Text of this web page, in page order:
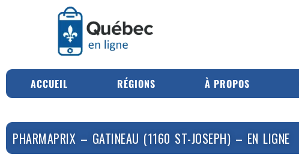
ACCUEIL RÉGIONS À PROPOS
PHARMAPRIX – GATINEAU (1160 ST-JOSEPH) – EN LIGNE